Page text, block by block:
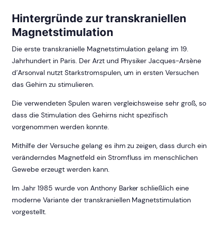
Hintergründe zur transkraniellen
Magnetstimulation
Die erste transkranielle Magnetstimulation gelang im 19.
Jahrhundert in Paris. Der Arzt und Physiker Jacques-Arsène
d’Arsonval nutzt Starkstromspulen, um in ersten Versuchen
das Gehirn zu stimulieren.
Die verwendeten Spulen waren vergleichsweise sehr groß, so
dass die Stimulation des Gehirns nicht spezifisch
vorgenommen werden konnte.
Mithilfe der Versuche gelang es ihm zu zeigen, dass durch ein
veränderndes Magnetfeld ein Stromfluss im menschlichen
Gewebe erzeugt werden kann.
Im Jahr 1985 wurde von Anthony Barker schließlich eine
moderne Variante der transkraniellen Magnetstimulation
vorgestellt.